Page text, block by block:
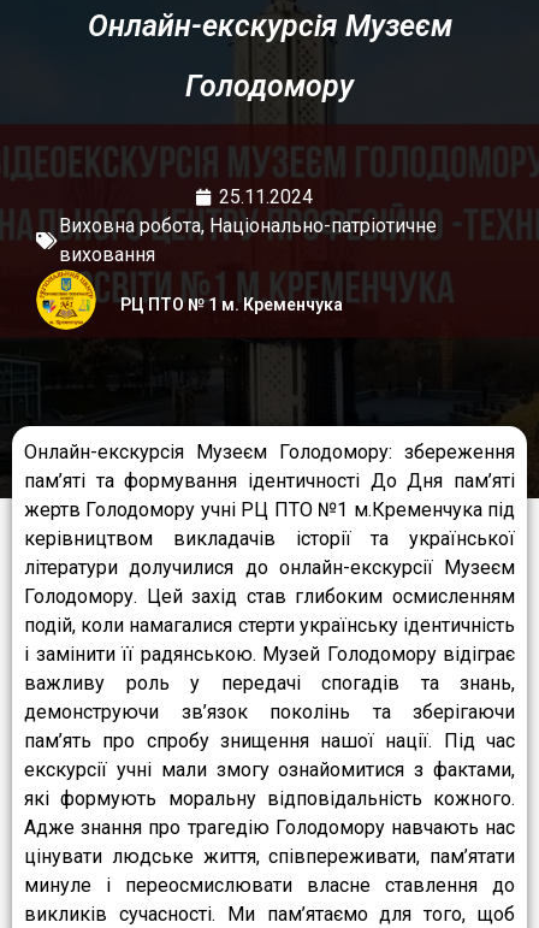
Онлайн-екскурсія Музеєм
Голодомору
25.11.2024
Виховна робота, Національно-патріотичне
виховання
РЦ ПТО № 1 м. Кременчука
Онлайн-екскурсія Музеєм Голодомору: збереження
пам’яті та формування ідентичності До Дня пам’яті
жертв Голодомору учні РЦ ПТО №1 м.Кременчука під
керівництвом викладачів історії та української
літератури долучилися до онлайн-екскурсії Музеєм
Голодомору. Цей захід став глибоким осмисленням
подій, коли намагалися стерти українську ідентичність
і замінити її радянською. Музей Голодомору відіграє
важливу роль у передачі спогадів та знань,
демонструючи зв’язок поколінь та зберігаючи
пам’ять про спробу знищення нашої нації. Під час
екскурсії учні мали змогу ознайомитися з фактами,
які формують моральну відповідальність кожного.
Адже знання про трагедію Голодомору навчають нас
цінувати людське життя, співпереживати, пам’ятати
минуле і переосмислювати власне ставлення до
викликів сучасності. Ми пам’ятаємо для того, щоб